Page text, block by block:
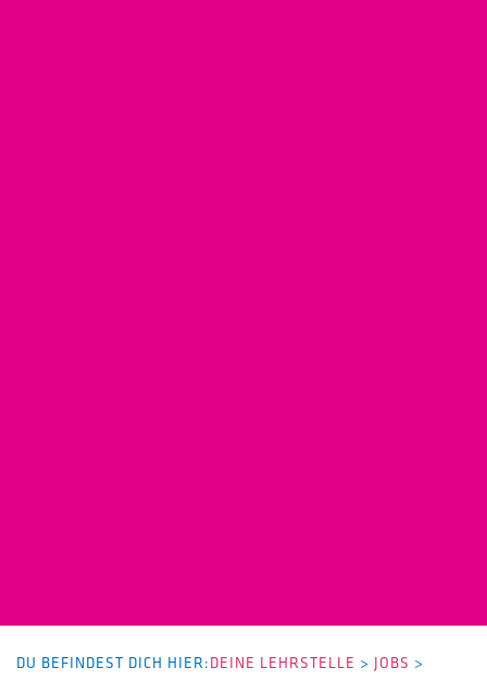
DU BEFINDEST DICH HIER:DEINE LEHRSTELLE > JOBS >